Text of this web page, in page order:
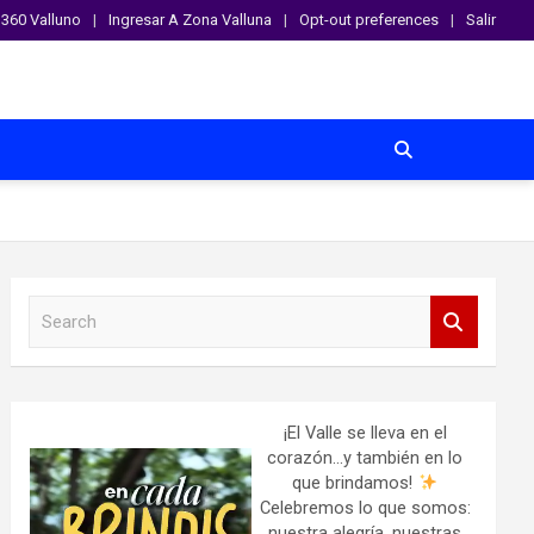
360 Valluno Ingresar A Zona Valluna Opt-out preferences Salir
¡El Valle se lleva en el
corazón…y también en lo
que brindamos!
Celebremos lo que somos: